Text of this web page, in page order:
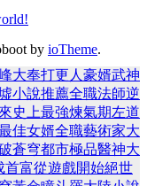
by ioTheme.
大奉打更人 豪婿武神
小說推薦全職法師逆
史上最強煉氣期左道
佳女婿全職藝術家大
蒼穹都市極品醫神大
首富從遊戲開始絕世